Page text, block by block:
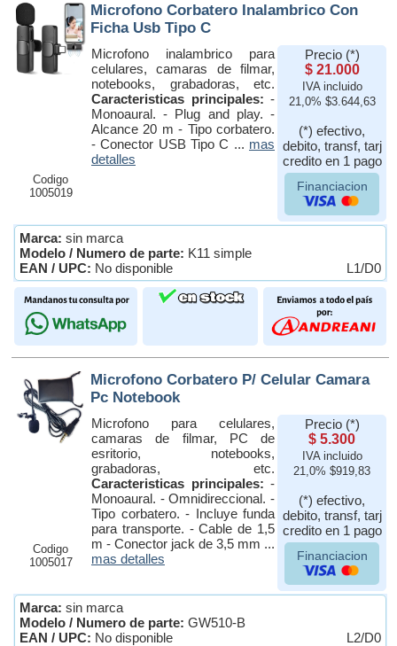
Codigo
1005019
Microfono Corbatero Inalambrico Con
Ficha Usb Tipo C
Microfono inalambrico para
celulares, camaras de filmar,
notebooks, grabadoras, etc.
Caracteristicas principales: -
Monoaural. - Plug and play. -
Alcance 20 m - Tipo corbatero.
- Conector USB Tipo C ... mas
detalles
Precio (*)
$ 21.000
IVA incluido
21,0% $3.644,63
(*) efectivo,
debito, transf, tarj
credito en 1 pago
Financiacion
Marca: sin marca
Modelo / Numero de parte: K11 simple
EAN / UPC: No disponible L1/D0
Codigo
1005017
Microfono Corbatero P/ Celular Camara
Pc Notebook
Microfono para celulares,
camaras de filmar, PC de
esritorio, notebooks,
grabadoras, etc.
Caracteristicas principales: -
Monoaural. - Omnidireccional. -
Tipo corbatero. - Incluye funda
para transporte. - Cable de 1,5
m - Conector jack de 3,5 mm ...
mas detalles
Precio (*)
$ 5.300
IVA incluido
21,0% $919,83
(*) efectivo,
debito, transf, tarj
credito en 1 pago
Financiacion
Marca: sin marca
Modelo / Numero de parte: GW510-B
EAN / UPC: No disponible L2/D0